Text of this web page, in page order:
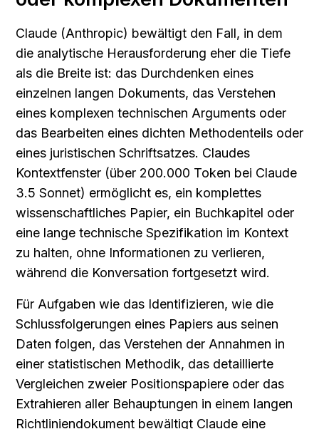
Claude (Anthropic) bewältigt den Fall, in dem
die analytische Herausforderung eher die Tiefe
als die Breite ist: das Durchdenken eines
einzelnen langen Dokuments, das Verstehen
eines komplexen technischen Arguments oder
das Bearbeiten eines dichten Methodenteils oder
eines juristischen Schriftsatzes. Claudes
Kontextfenster (über 200.000 Token bei Claude
3.5 Sonnet) ermöglicht es, ein komplettes
wissenschaftliches Papier, ein Buchkapitel oder
eine lange technische Spezifikation im Kontext
zu halten, ohne Informationen zu verlieren,
während die Konversation fortgesetzt wird.
Für Aufgaben wie das Identifizieren, wie die
Schlussfolgerungen eines Papiers aus seinen
Daten folgen, das Verstehen der Annahmen in
einer statistischen Methodik, das detaillierte
Vergleichen zweier Positionspapiere oder das
Extrahieren aller Behauptungen in einem langen
Richtliniendokument bewältigt Claude eine